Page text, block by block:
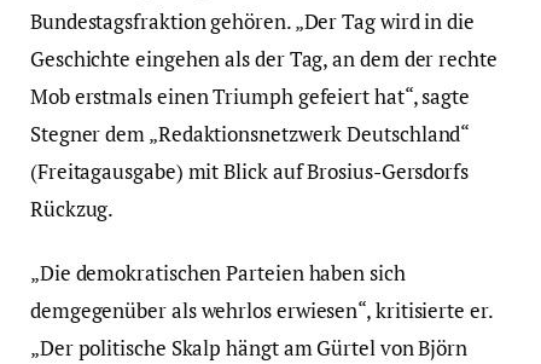
Bundestagsfraktion gehören. „Der Tag wird in die
Geschichte eingehen als der Tag, an dem der rechte
Mob erstmals einen Triumph gefeiert hat“, sagte
Stegner dem „Redaktionsnetzwerk Deutschland“
(Freitagausgabe) mit Blick auf Brosius-Gersdorfs
Rückzug.
„Die demokratischen Parteien haben sich
demgegenüber als wehrlos erwiesen“, kritisierte er.
„Der politische Skalp hängt am Gürtel von Björn